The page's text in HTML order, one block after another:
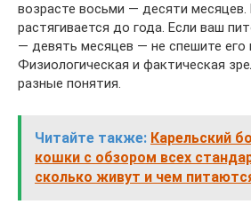
возрасте восьми — десяти
растягивается до года. Если ваш
— девять месяцев — не спешите его
Физиологическая и фактическая
разные понятия.
Читайте также: Карельский
кошки с обзором всех
сколько живут и чем